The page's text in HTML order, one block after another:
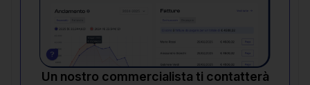
Un nostro commercialista ti contatterà